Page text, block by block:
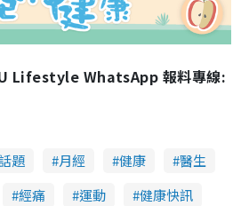
Lifestyle WhatsApp 報料專線:
題 月經 健康
醫生
經痛 運動 健康快訊